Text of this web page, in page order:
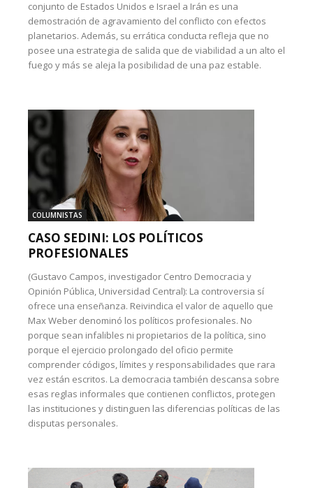
conjunto de Estados Unidos e Israel a Irán es una
demostración de agravamiento del conflicto con efectos
planetarios. Además, su errática conducta refleja que no
posee una estrategia de salida que de viabilidad a un alto el
fuego y más se aleja la posibilidad de una paz estable.
COLUMNISTAS
CASO SEDINI: LOS POLÍTICOS
PROFESIONALES
(Gustavo Campos, investigador Centro Democracia y
Opinión Pública, Universidad Central): La controversia sí
ofrece una enseñanza. Reivindica el valor de aquello que
Max Weber denominó los políticos profesionales. No
porque sean infalibles ni propietarios de la política, sino
porque el ejercicio prolongado del oficio permite
comprender códigos, límites y responsabilidades que rara
vez están escritos. La democracia también descansa sobre
esas reglas informales que contienen conflictos, protegen
las instituciones y distinguen las diferencias políticas de las
disputas personales.